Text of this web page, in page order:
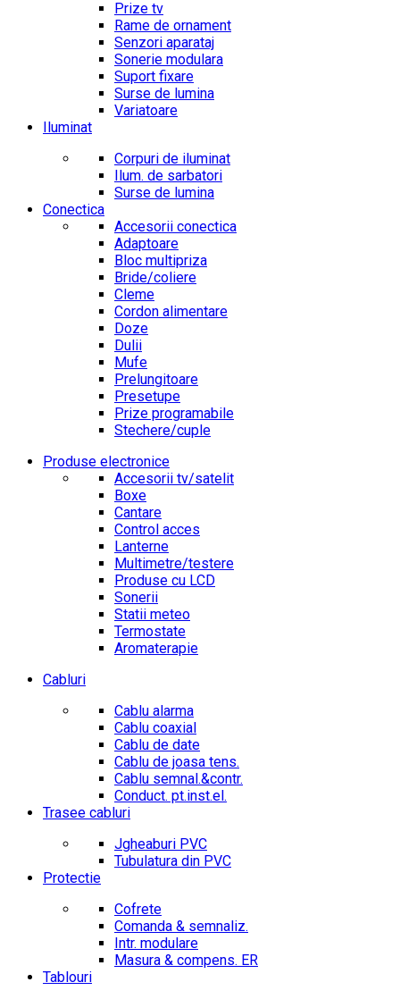
Prize tv
Rame de ornament
Senzori aparataj
Sonerie modulara
Suport fixare
Surse de lumina
Variatoare
Iluminat
Corpuri de iluminat
Ilum. de sarbatori
Surse de lumina
Conectica
Accesorii conectica
Adaptoare
Bloc multipriza
Bride/coliere
Cleme
Cordon alimentare
Doze
Dulii
Mufe
Prelungitoare
Presetupe
Prize programabile
Stechere/cuple
Produse electronice
Accesorii tv/satelit
Boxe
Cantare
Control acces
Lanterne
Multimetre/testere
Produse cu LCD
Sonerii
Statii meteo
Termostate
Aromaterapie
Cabluri
Cablu alarma
Cablu coaxial
Cablu de date
Cablu de joasa tens.
Cablu semnal.&contr.
Conduct. pt.inst.el.
Trasee cabluri
Jgheaburi PVC
Tubulatura din PVC
Protectie
Cofrete
Comanda & semnaliz.
Intr. modulare
Masura & compens. ER
Tablouri